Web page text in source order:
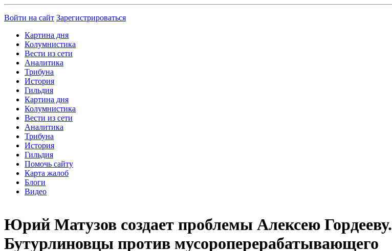
Войти на сайт Зарегистрироваться
Картина дня
Колумнистика
Вести из сети
Аналитика
Трибуна
История
Гильдия
Картина дня
Колумнистика
Вести из сети
Аналитика
Трибуна
История
Гильдия
Помочь сайту
Карта жалоб
Блоги
Видео
Юрий Матузов создает проблемы Алексею Гордееву.
Бутурлиновцы против мусороперерабатывающего